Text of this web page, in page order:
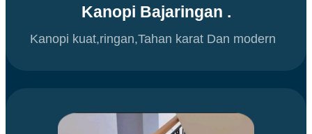
Kanopi Bajaringan .
Kanopi kuat,ringan,Tahan karat Dan modern